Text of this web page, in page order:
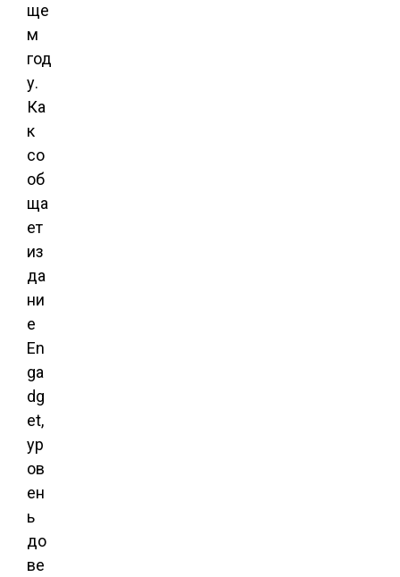
ще
м
год
у.
Ка
к
со
об
ща
ет
из
да
ни
е
En
ga
dg
et,
ур
ов
ен
ь
до
ве